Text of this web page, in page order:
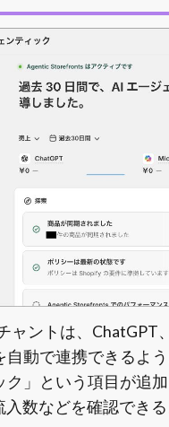
ャントは、
自動で連携できるよ
」という項目が追
数などを確認できる